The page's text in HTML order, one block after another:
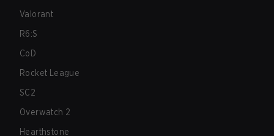
Valorant
R6:S
CoD
Rocket League
SC2
Overwatch 2
Hearthstone